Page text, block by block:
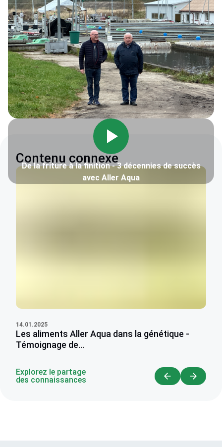
De la friture à la finition - 3 décennies de succès
avec Aller Aqua
Contenu connexe
14.01.2025
Les aliments Aller Aqua dans la génétique -
Témoignage de...
Explorez le partage
des connaissances